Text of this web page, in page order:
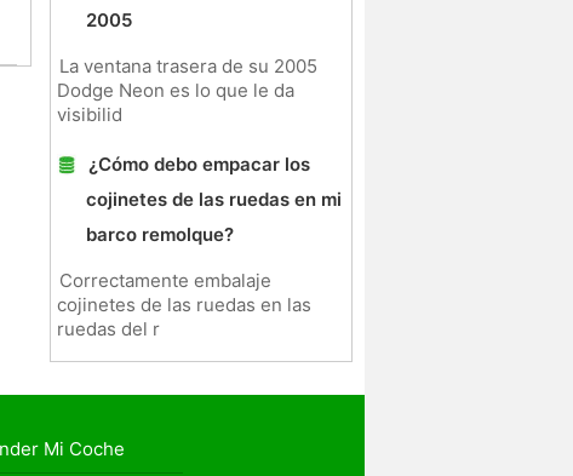
2005
La ventana trasera de su 2005
Dodge Neon es lo que le da
visibilid
¿Cómo debo empacar los
cojinetes de las ruedas en mi
barco remolque?
Correctamente embalaje
cojinetes de las ruedas en las
ruedas del r
Mi Coche